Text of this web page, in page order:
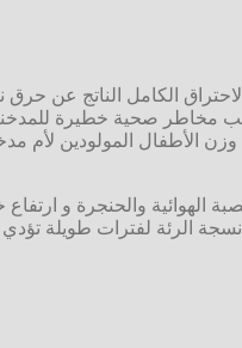
الكامل الناتج عن
مخاطر صحية خطيرة
الأطفال المولودين
والحنجرة و ارتفاع
الرئة لفترات طويلة